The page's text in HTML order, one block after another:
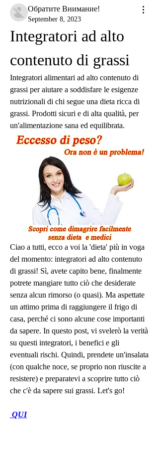
Обратите Внимание!
September 8, 2023
Integratori ad alto
contenuto di grassi
Integratori alimentari ad alto contenuto di
grassi per aiutare a soddisfare le esigenze
nutrizionali di chi segue una dieta ricca di
grassi. Prodotti sicuri e di alta qualità, per
un'alimentazione sana ed equilibrata.
Ciao a tutti, ecco a voi la 'dieta' più in voga
del momento: integratori ad alto contenuto
di grassi! Sì, avete capito bene, finalmente
potrete mangiare tutto ciò che desiderate
senza alcun rimorso (o quasi). Ma aspettate
un attimo prima di raggiungere il frigo di
casa, perché ci sono alcune cose importanti
da sapere. In questo post, vi svelerò la verità
su questi integratori, i benefici e gli
eventuali rischi. Quindi, prendete un'insalata
(con qualche noce, se proprio non riuscite a
resistere) e preparatevi a scoprire tutto ciò
che c'è da sapere sui grassi. Let's go!
QUI